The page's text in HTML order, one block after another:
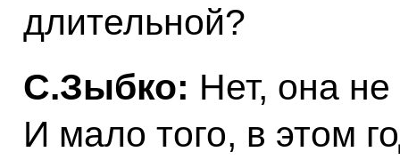
длительной?
С.Зыбко: Нет, она
И мало того, в этом